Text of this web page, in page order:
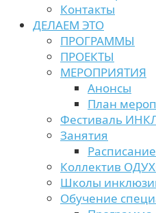
Контакты
ДЕЛАЕМ ЭТО
ПРОГРАММЫ
ПРОЕКТЫ
МЕРОПРИЯТИЯ
Анонсы
План
Фестиваль
Занятия
Коллектив
Школы
Обучение